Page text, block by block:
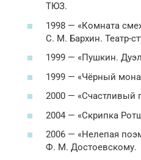
ТЮЗ.
1998 — «Комната
С. М. Бархин. Театр-
1999 — «Пушкин.
1999 — «Чёрный
2000 — «Счастливый
2004 — «Скрипка
2006 — «Нелепая
Ф. М. Достоевскому.